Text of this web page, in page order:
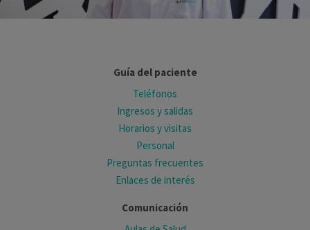
Guía del paciente
Teléfonos
Ingresos y salidas
Horarios y visitas
Personal
Preguntas frecuentes
Enlaces de interés
Comunicación